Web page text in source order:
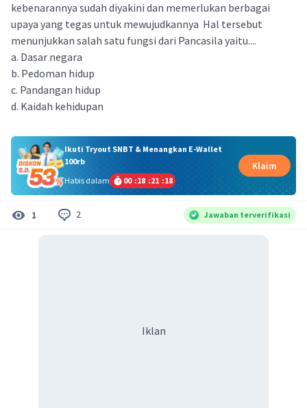
kebenarannya sudah diyakini dan memerlukan berbagai
upaya yang tegas untuk mewujudkannya Hal tersebut
menunjukkan salah satu fungsi dari Pancasila yaitu....
a. Dasar negara
b. Pedoman hidup
c. Pandangan hidup
d. Kaidah kehidupan
Ikuti Tryout SNBT & Menangkan E-Wallet
100rb
Habis dalam
00 :18 :21 :17
Klaim
1 2 Jawaban terverifikasi
Iklan